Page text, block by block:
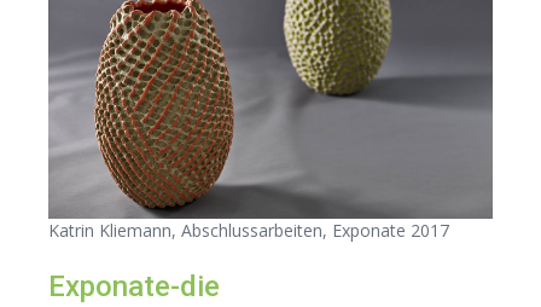
Katrin Kliemann, Abschlussarbeiten, Exponate 2017
Exponate-die